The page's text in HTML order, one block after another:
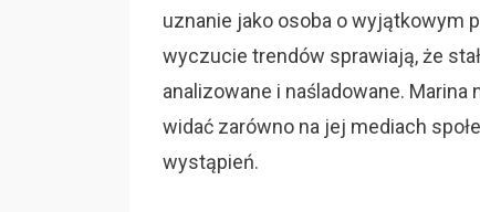
uznanie jako osoba o wyjątkowym
wyczucie trendów sprawiają, że
analizowane i naśladowane.
widać zarówno na jej mediach
wystąpień.